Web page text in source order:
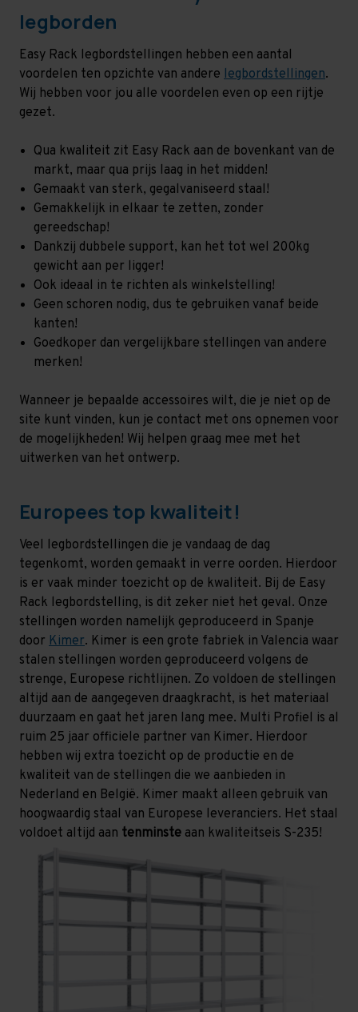
legborden
Easy Rack legbordstellingen hebben een aantal
voordelen ten opzichte van andere legbordstellingen.
Wij hebben voor jou alle voordelen even op een rijtje
gezet.
Qua kwaliteit zit Easy Rack aan de bovenkant van de
markt, maar qua prijs laag in het midden!
Gemaakt van sterk, gegalvaniseerd staal!
Gemakkelijk in elkaar te zetten, zonder
gereedschap!
Dankzij dubbele support, kan het tot wel 200kg
gewicht aan per ligger!
Ook ideaal in te richten als winkelstelling!
Geen schoren nodig, dus te gebruiken vanaf beide
kanten!
Goedkoper dan vergelijkbare stellingen van andere
merken!
Wanneer je bepaalde accessoires wilt, die je niet op de
site kunt vinden, kun je contact met ons opnemen voor
de mogelijkheden! Wij helpen graag mee met het
uitwerken van het ontwerp.
Europees top kwaliteit!
Veel legbordstellingen die je vandaag de dag
tegenkomt, worden gemaakt in verre oorden. Hierdoor
is er vaak minder toezicht op de kwaliteit. Bij de Easy
Rack legbordstelling, is dit zeker niet het geval. Onze
stellingen worden namelijk geproduceerd in Spanje
door Kimer. Kimer is een grote fabriek in Valencia waar
stalen stellingen worden geproduceerd volgens de
strenge, Europese richtlijnen. Zo voldoen de stellingen
altijd aan de aangegeven draagkracht, is het materiaal
duurzaam en gaat het jaren lang mee. Multi Profiel is al
ruim 25 jaar officiele partner van Kimer. Hierdoor
hebben wij extra toezicht op de productie en de
kwaliteit van de stellingen die we aanbieden in
Nederland en België. Kimer maakt alleen gebruik van
hoogwaardig staal van Europese leveranciers. Het staal
voldoet altijd aan tenminste aan kwaliteitseis S-235!